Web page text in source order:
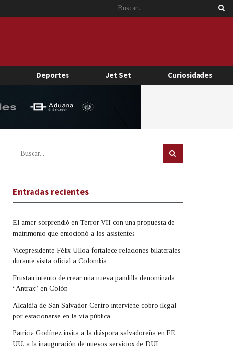
Deportes Jet Set Curiosidades
Entradas recientes
El amor sorprendió en Terror VII con una propuesta de
matrimonio que emocionó a los asistentes
Vicepresidente Félix Ulloa fortalece relaciones bilaterales
durante visita oficial a Colombia
Frustan intento de crear una nueva pandilla denominada
“Ántrax” en Colón
Alcaldía de San Salvador Centro interviene cobro ilegal
por estacionarse en la vía pública
Patricia Godínez invita a la diáspora salvadoreña en EE.
UU. a la inauguración de nuevos servicios de DUI